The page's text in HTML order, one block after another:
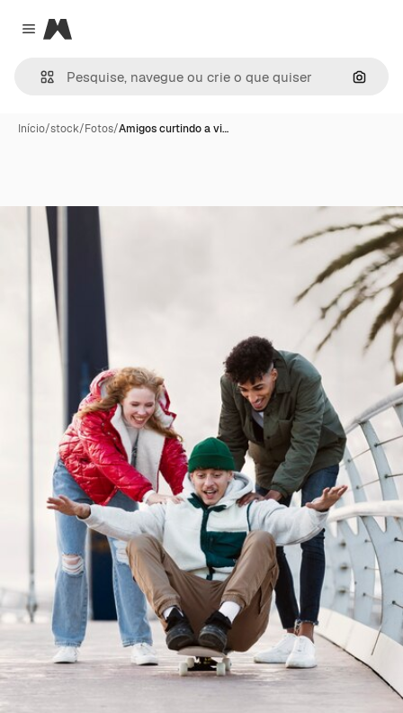
Close menu
Magnific
Início/stock/Fotos/Amigos curtindo a vi…